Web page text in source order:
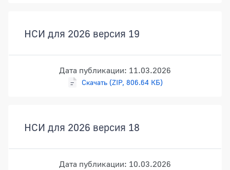
НСИ для 2026 версия 19
Дата публикации: 11.03.2026
Скачать (ZIP, 806.64 КБ)
НСИ для 2026 версия 18
Дата публикации: 10.03.2026